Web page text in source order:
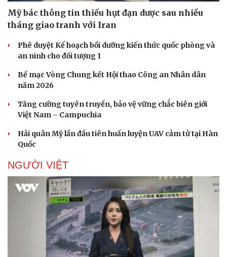
Mỹ bác thông tin thiếu hụt đạn dược sau nhiều
tháng giao tranh với Iran
Phê duyệt Kế hoạch bồi dưỡng kiến thức quốc phòng và
an ninh cho đối tượng 1
Bế mạc Vòng Chung kết Hội thao Công an Nhân dân
năm 2026
Tăng cường tuyên truyền, bảo vệ vững chắc biên giới
Việt Nam – Campuchia
Hải quân Mỹ lần đầu tiên huấn luyện UAV cảm tử tại Hàn
Quốc
NGƯỜI VIỆT